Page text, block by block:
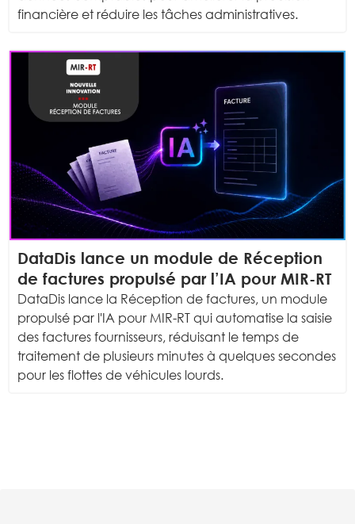
financière et réduire les tâches administratives.
DataDis lance un module de Réception
de factures propulsé par l’IA pour MIR-RT
DataDis lance la Réception de factures, un module
propulsé par l'IA pour MIR-RT qui automatise la saisie
des factures fournisseurs, réduisant le temps de
traitement de plusieurs minutes à quelques secondes
pour les flottes de véhicules lourds.